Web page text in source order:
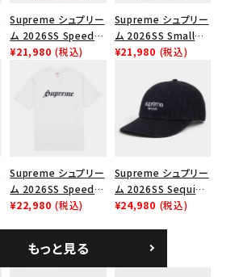
絞り込んで検索する
Supreme シュプリー
ム 2026SS Speed
Tee スピードTシャツ
¥21,980 (税込)
Supreme シュプリー
ム 2026SS Small
Box Tee スモールボ
¥21,980 (税込)
Supreme シュプリー
ム 2026SS Speed
Tee スピードTシャツ
¥22,980 (税込)
Supreme シュプリー
ム 2026SS Sequin
Denim Classic
シックロゴ 6パネルキ
ャップ ブラック
¥24,980 (税込)
もっと見る